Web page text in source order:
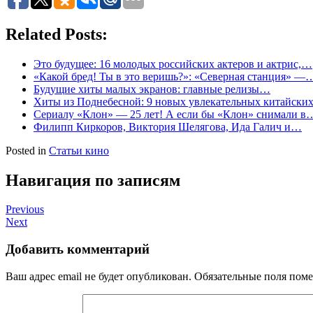
Related Posts:
Это будущее: 16 молодых российских актеров и актрис,…
«Какой бред! Ты в это веришь?»: «Северная станция»
Будущие хиты малых экранов: главные релизы…
Хиты из Поднебесной: 9 новых увлекательных
Сериалу «Клон» — 25 лет! А если бы «Клон» снимали
Филипп Киркоров, Виктория Шелягова, Ида Галич и…
Posted in Статьи кино
Навигация по записям
Previous
Next
Добавить комментарий
Ваш адрес email не будет опубликован. Обязательные поля